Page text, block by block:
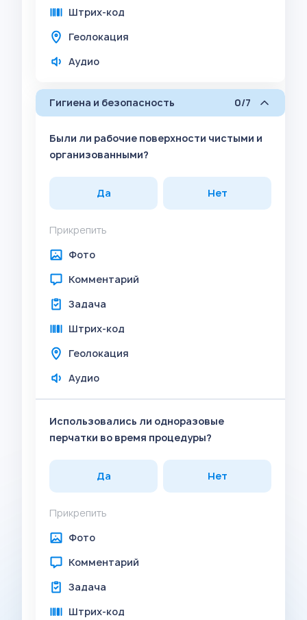
Штрих-код
Геолокация
Аудио
Гигиена и безопасность 0/7
Были ли рабочие поверхности чистыми и
организованными?
Да Нет
Прикрепить
Фото
Комментарий
Задача
Штрих-код
Геолокация
Аудио
Использовались ли одноразовые
перчатки во время процедуры?
Да Нет
Прикрепить
Фото
Комментарий
Задача
Штрих-код